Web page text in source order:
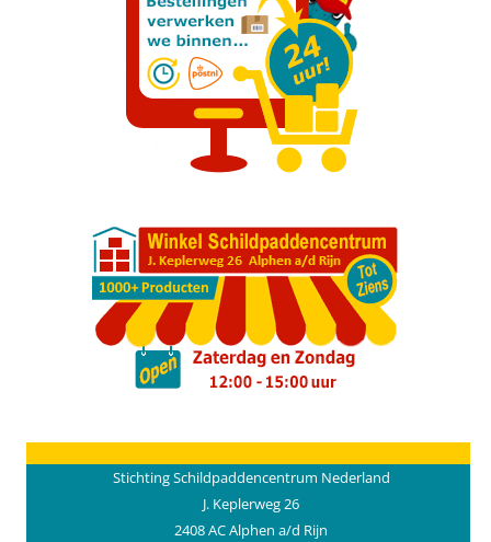
Stichting Schildpaddencentrum Nederland
J. Keplerweg 26
2408 AC Alphen a/d Rijn